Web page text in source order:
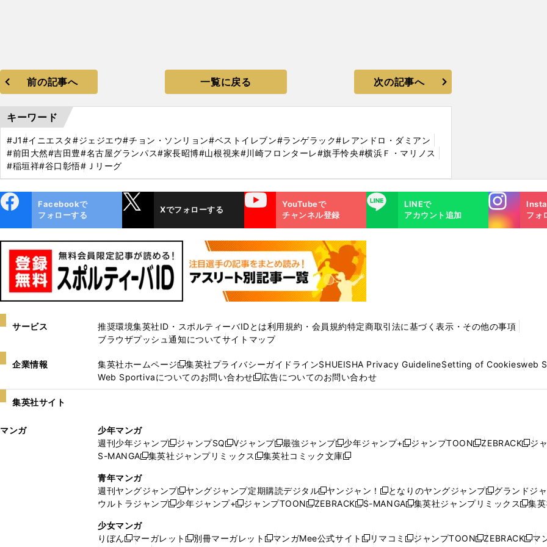
前の記事へ 一覧に戻る 次の記事へ
キーワード
#J1#イニエスタ#ジェジエウ#チョン・ソンリョン#ベストイレブン#ランゲラック#レアンドロ・ダミアン
#前田大然#吉田豊#名古屋グランパス#家長昭博#山根視来#川崎フロンターレ#旗手怜央#横浜Ｆ・マリノス
#稲垣祥#谷口彰悟#Ｊリーグ
ok
Facebookで
フォローする
Xでフォローする
YouTube
YouTubeで
チャンネル登録
LINE
LINEで
アカウント追加
Instagra
m
フォ
サービス 推奨環境集英社ID・スポルティーバIDとは利用規約・会員規約特定商取引法に基づく表示・その他の事項
ブラウザプッシュ通知についてサイトマップ
企業情報 集英社ホームページ
新
し
い
ド
ウ
く
集英社プライバシーガイドラインSHUEISHA Privacy GuidelineSetting of Cookiesweb
Web Sportivaについてのお問い合わせ
新
し
ン
ド
開
く
広告についてのお問い合わせ
集英社サイト
マンガ
少年マンガ
週刊少年ジャンプ
新
し
ィ
ン
ウ
ジャンプSQ
新
し
ィ
ン
ウ
Vジャンプ
新
し
ィ
ン
ウ
最強ジャンプ
新
し
ィ
ン
ウ
少年ジャンプ+
新
ィ
ン
ウ
ジャンプTOON
新
ィ
ン
ウ
ZEBRACK
新
ィ
ン
ウ
ジ
S-MANGA
新
い
ウ
ィ
ン
ド
集英社ジャンプリミックス
新
ウ
ィ
ド
集英社コミック文庫
新
ウ
ィ
ド
青年マンガ
週刊ヤングジャンプ
新
し
ィ
ヤングジャンプ定期購読デジタル
新
し
ィ
ヤンジャン！新
し
ィ
となりのヤングジャンプ
新
し
ウ
ィ
グランドジ
ウルトラジャンプ
新
ウ
少年ジャンプ+
新
ウ
ジャンプTOON
新
ウ
ZEBRACK
新
ウ
S-MANGA
新
ウ
集英社ジャンプリミックス
新
ウ
集
少女マンガ
りぼん
新 マーガレット
新 別冊マーガレット新 マンガMee公式サイト新 リマコミ新 ジャンプTOON
新 ZEBRACK
新 マ